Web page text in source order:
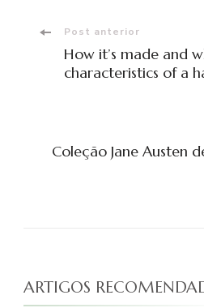
Navegação
Post anterior
How it’s made and
characteristics of a
Coleção Jane Austen
ARTIGOS